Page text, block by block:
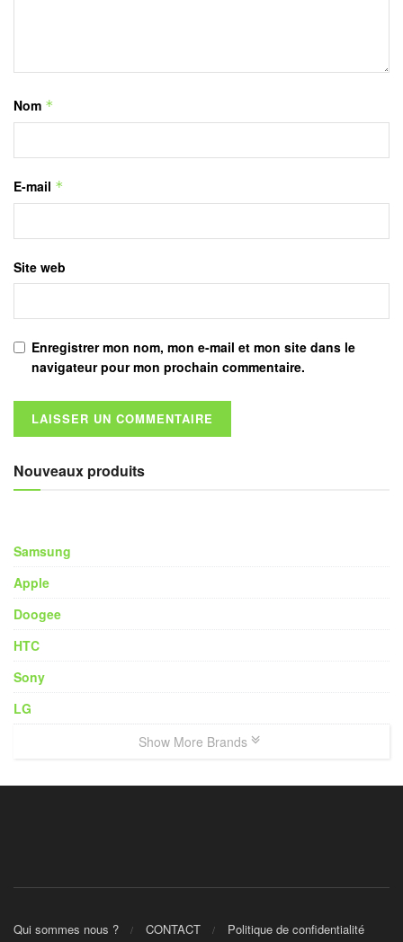
Nom *
E-mail *
Site web
Enregistrer mon nom, mon e-mail et mon site dans le
navigateur pour mon prochain commentaire.
Nouveaux produits
Samsung
Apple
Doogee
HTC
Sony
LG
Show More Brands
Qui sommes nous ? CONTACT Politique de confidentialité